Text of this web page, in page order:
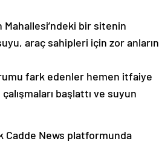
Mahallesi’ndeki bir sitenin
araç sahipleri için zor anların
fark edenler hemen itfaiye
başlattı ve suyun
Cadde News platformunda